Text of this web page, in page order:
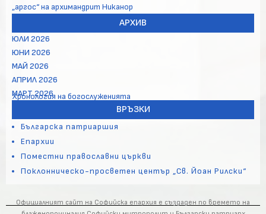
„аргос“ на архимандрит Никанор
АРХИВ
ЮЛИ 2026
ЮНИ 2026
МАЙ 2026
АПРИЛ 2026
МАРТ 2026
Хронология на богослуженията
ВРЪЗКИ
Българска патриаршия
Епархии
Поместни православни църкви
Поклонническо-просветен център „Св. Йоан Рилски“
Официалният сайт на Софийска епархия е създаден по времето на